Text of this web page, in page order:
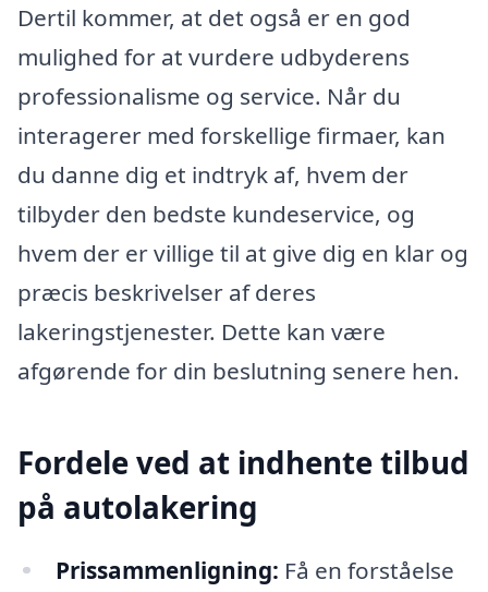
Dertil kommer, at det også er en god
mulighed for at vurdere udbyderens
professionalisme og service. Når du
interagerer med forskellige firmaer, kan
du danne dig et indtryk af, hvem der
tilbyder den bedste kundeservice, og
hvem der er villige til at give dig en klar og
præcis beskrivelser af deres
lakeringstjenester. Dette kan være
afgørende for din beslutning senere hen.
Fordele ved at indhente tilbud
på autolakering
Prissammenligning: Få en forståelse